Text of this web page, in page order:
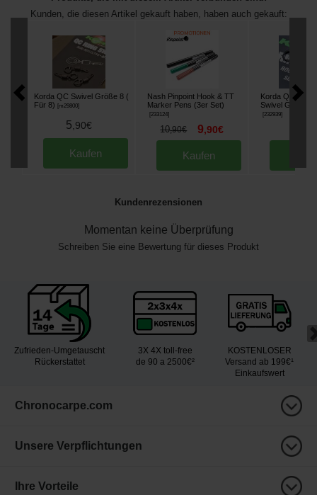
Kunden, die diesen Artikel gekauft haben, haben auch gekauft:
Korda QC Swivel Größe 8 (
Für 8)
[m29800]
5 90€
Kaufen
Nash Pinpoint Hook & TT
Marker Pens (3er Set)
[233124]
10,90€ 9,90€
Kaufen
Korda Quick
Swivel Größe
[232939]
Kundenrezensionen
Momentan keine Überprüfung
Schreiben Sie eine Bewertung für dieses Produkt
Zufrieden-Umgetauscht
Rückerstattet
3X 4X toll-free
de 90 a 2500€²
KOSTENLOSER
Versand ab 199€¹
Einkaufswert
Chronocarpe.com
Unsere Verpflichtungen
Ihre Vorteile